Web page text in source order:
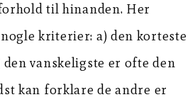
til hinanden. Her
kriterier: a) den korteste
vanskeligste er ofte den
kan forklare de andre er